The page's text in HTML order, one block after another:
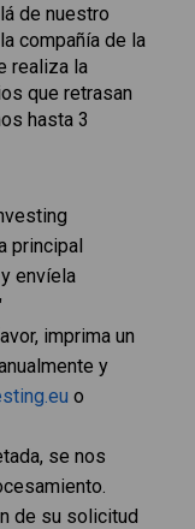
de nuestro
compañía de la
realiza la
que retrasan
hasta 3
principal
envíela
imprima un
y
o
se nos
de su solicitud